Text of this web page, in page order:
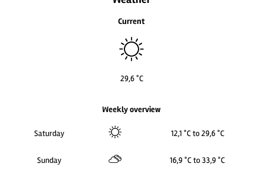
Current
29,6 °C
Weekly overview
Saturday 12,1 °C to 29,6 °C
Sunday 16,9 °C to 33,9 °C